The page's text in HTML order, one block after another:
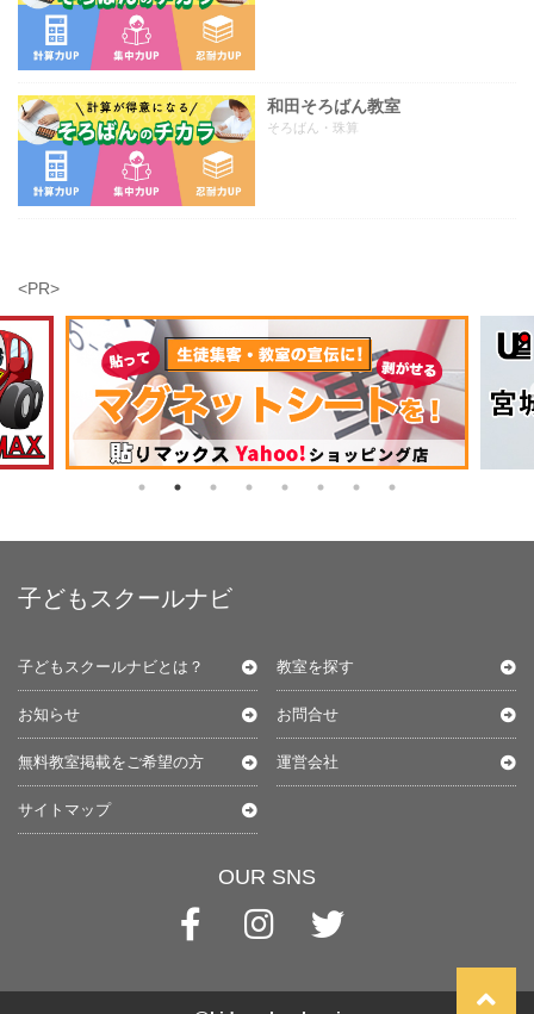
和田そろばん教室
そろばん・珠算
<PR>
子どもスクールナビ
子どもスクールナビとは？ 教室を探す
お知らせ お問合せ
無料教室掲載をご希望の方 運営会社
サイトマップ
OUR SNS